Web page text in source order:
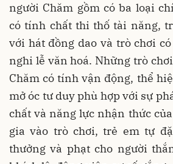
người Chăm gồm có ba loại
có tính chất thi thố tài năng,
với hát đồng dao và trò chơi
nghi lễ văn hoá. Những trò
Chăm có tính vận động, thể
mở óc tư duy phù hợp với sự
chất và năng lực nhận thức
gia vào trò chơi, trẻ em tự
thưởng và phạt cho người